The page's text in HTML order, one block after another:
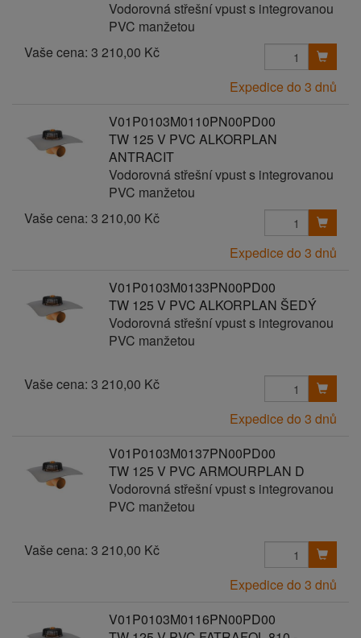
Vodorovná střešní vpust s integrovanou
PVC manžetou
Vaše cena: 3 210,00 Kč
Expedice do 3 dnů
V01P0103M0110PN00PD00
TW 125 V PVC ALKORPLAN
ANTRACIT
Vodorovná střešní vpust s integrovanou
PVC manžetou
Vaše cena: 3 210,00 Kč
Expedice do 3 dnů
V01P0103M0133PN00PD00
TW 125 V PVC ALKORPLAN ŠEDÝ
Vodorovná střešní vpust s integrovanou
PVC manžetou
Vaše cena: 3 210,00 Kč
Expedice do 3 dnů
V01P0103M0137PN00PD00
TW 125 V PVC ARMOURPLAN D
Vodorovná střešní vpust s integrovanou
PVC manžetou
Vaše cena: 3 210,00 Kč
Expedice do 3 dnů
V01P0103M0116PN00PD00